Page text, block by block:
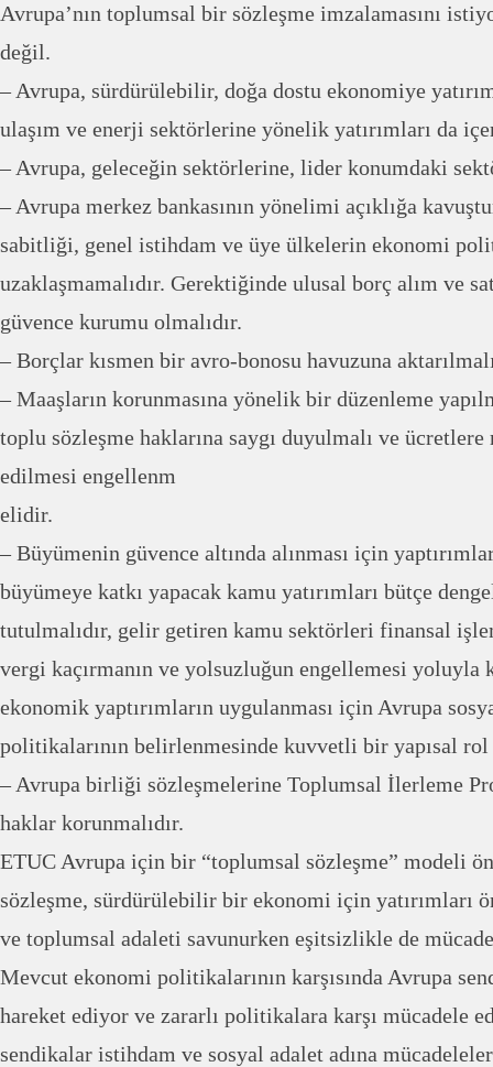
Avrupa’nın toplumsal bir sözleşme imzalamasını
değil.
– Avrupa, sürdürülebilir, doğa dostu ekonomiye
ulaşım ve enerji sektörlerine yönelik yatırımları da
– Avrupa, geleceğin sektörlerine, lider konumdaki
– Avrupa merkez bankasının yönelimi açıklığa
sabitliği, genel istihdam ve üye ülkelerin ekonomi
uzaklaşmamalıdır. Gerektiğinde ulusal borç alım ve
güvence kurumu olmalıdır.
– Borçlar kısmen bir avro-bonosu havuzuna
– Maaşların korunmasına yönelik bir düzenleme
toplu sözleşme haklarına saygı duyulmalı ve ücretlere
edilmesi engellenm
elidir.
– Büyümenin güvence altında alınması için
büyümeye katkı yapacak kamu yatırımları bütçe
tutulmalıdır, gelir getiren kamu sektörleri finansal
vergi kaçırmanın ve yolsuzluğun engellemesi yoluyla
ekonomik yaptırımların uygulanması için Avrupa
politikalarının belirlenmesinde kuvvetli bir yapısal
– Avrupa birliği sözleşmelerine Toplumsal İlerleme
haklar korunmalıdır.
ETUC Avrupa için bir “toplumsal sözleşme” modeli
sözleşme, sürdürülebilir bir ekonomi için yatırımları
ve toplumsal adaleti savunurken eşitsizlikle de
Mevcut ekonomi politikalarının karşısında Avrupa
hareket ediyor ve zararlı politikalara karşı mücadele
sendikalar istihdam ve sosyal adalet adına